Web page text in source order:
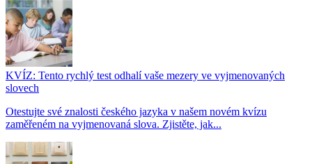
KVÍZ: Tento rychlý test odhalí vaše mezery ve vyjmenovaných
slovech
Otestujte své znalosti českého jazyka v našem novém kvízu
zaměřeném na vyjmenovaná slova. Zjistěte, jak...